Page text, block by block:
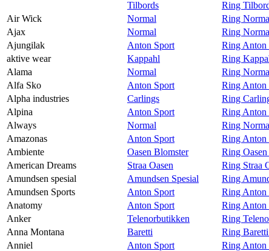
Tilbords
Ring
Air Wick
Normal Ring
Ajax
Normal Ring
Ajungilak
Anton Sport Ring Anton
aktive wear
Kappahl Ring
Alama
Normal Ring
Alfa Sko
Anton Sport Ring Anton
Alpha industries
Carlings Ring
Alpina
Anton Sport Ring Anton
Always
Normal Ring
Amazonas
Anton Sport Ring Anton
Ambiente
Oasen Blomster Ring
American Dreams
Straa Oasen Ring Straa
Amundsen spesial
Amundsen Spesial Ring
Amundsen Sports
Anton Sport Ring Anton
Anatomy
Anton Sport Ring Anton
Anker
Telenorbutikken Ring
Anna Montana
Baretti Ring
Anniel
Anton Sport Ring Anton